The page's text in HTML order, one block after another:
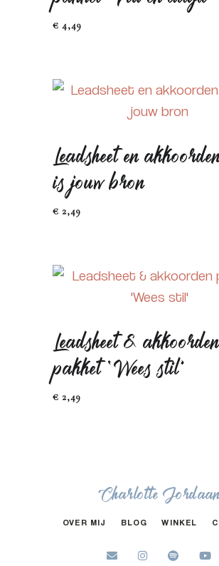
€ 4,49
Leadsheet en
is jouw bron
€ 2,49
Leadsheet & akkoorden
pakket ‘Wees stil’
€ 2,49
Charlotte
OVER MIJ BLOG WINKEL